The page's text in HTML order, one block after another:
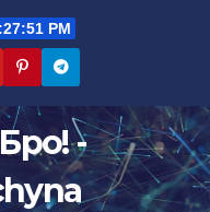
PM
-